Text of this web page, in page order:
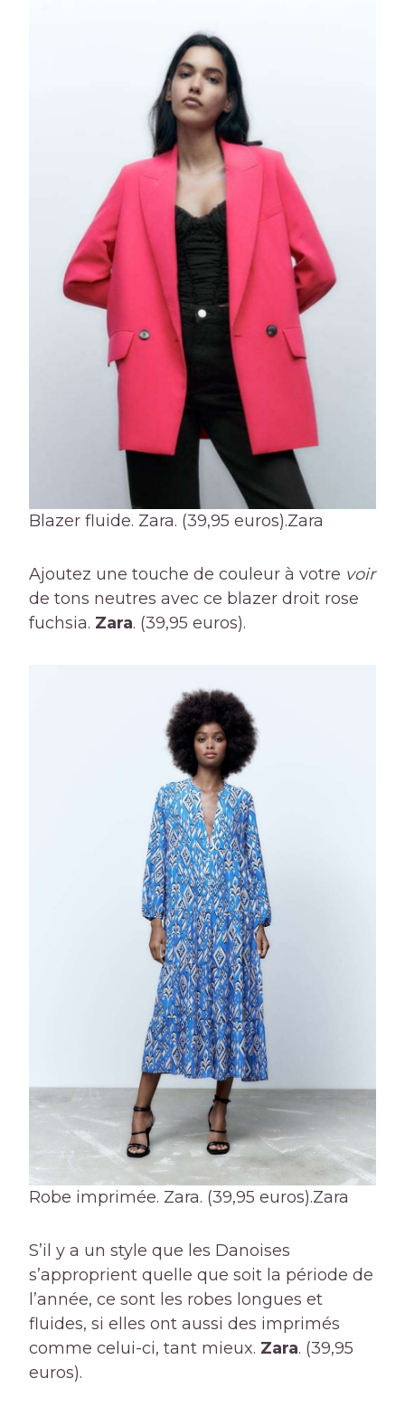
Blazer fluide. Zara. (39,95 euros).Zara
Ajoutez une touche de couleur à votre voir
de tons neutres avec ce blazer droit rose
fuchsia. Zara. (39,95 euros).
Robe imprimée. Zara. (39,95 euros).Zara
S’il y a un style que les Danoises
s’approprient quelle que soit la période de
l’année, ce sont les robes longues et
fluides, si elles ont aussi des imprimés
comme celui-ci, tant mieux. Zara. (39,95
euros).